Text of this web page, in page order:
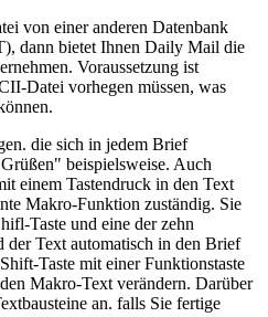
von einer anderen Datenbank
dann bietet Ihnen Daily Mail die
Voraussetzung ist
Datei vorhegen müssen, was
die sich in jedem Brief
beispielsweise. Auch
einem Tastendruck in den Text
Makro-Funktion zuständig. Sie
Taste und eine der zehn
der Text automatisch in den Brief
Taste mit einer Funktionstaste
Makro-Text verändern. Darüber
an. falls Sie fertige